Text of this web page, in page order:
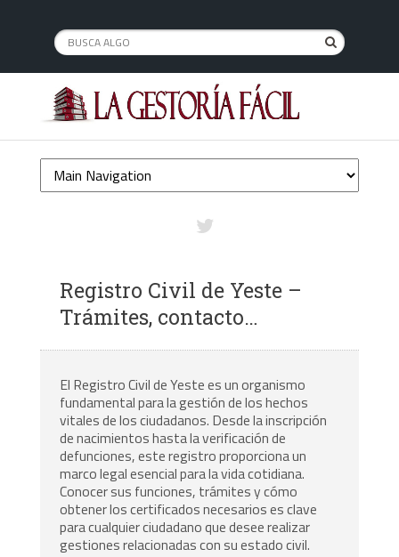
Registro Civil de Yeste –
Trámites, contacto…
El Registro Civil de Yeste es un organismo
fundamental para la gestión de los hechos
vitales de los ciudadanos. Desde la inscripción
de nacimientos hasta la verificación de
defunciones, este registro proporciona un
marco legal esencial para la vida cotidiana.
Conocer sus funciones, trámites y cómo
obtener los certificados necesarios es clave
para cualquier ciudadano que desee realizar
gestiones relacionadas con su estado civil.